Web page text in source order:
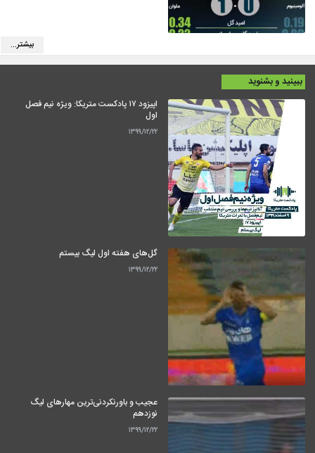
بیشتر...
ببینید و بشنوید
اپیزود ۱۷ پادکست متریکا: ویژه نیم فصل
اول
۱۳۹۹/۱۲/۲۲
گل‌های هفته اول لیگ بیستم
۱۳۹۹/۱۲/۲۲
عجیب و باورنکردنی‌ترین مهارهای لیگ
نوزدهم
۱۳۹۹/۱۲/۲۲